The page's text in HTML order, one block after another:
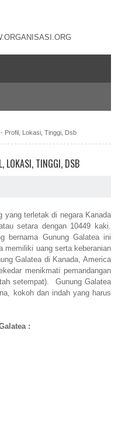
Profil, Lokasi, Tinggi, Dsb
LOKASI, TINGGI, DSB
yang terletak di negara Kanada
setara dengan 10449 kaki.
bernama Gunung Galatea ini
memiliki uang serta keberanian
Galatea di Kanada, America
menikmati pemandangan
setempat). Gunung Galatea
kokoh dan indah yang harus
: